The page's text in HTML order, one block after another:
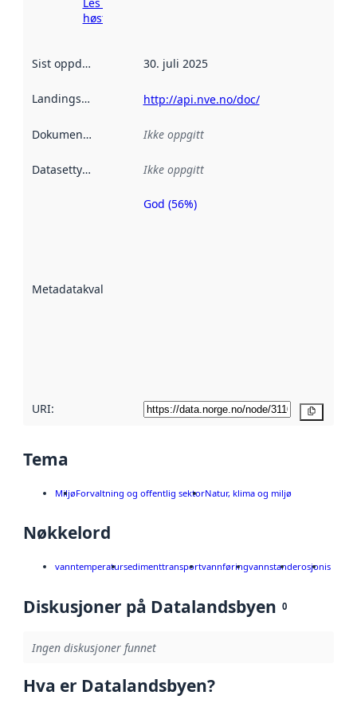
høsting her
Sist oppdatert 30. juli 2025
Landingsside http://api.nve.no/doc/
Dokumentasjon Ikke oppgitt
Datasettype Ikke oppgitt
Metadatakvalitet
Metadatakvalitet
God (56%)
URI:
Tema
MiljøForvaltning og offentlig sektorNatur, klima og miljø
Nøkkelord
vanntemperatursedimenttransportvannføringvannstanderosjonis
Diskusjoner på Datalandsbyen 0
Ingen diskusjoner funnet
Hva er Datalandsbyen?